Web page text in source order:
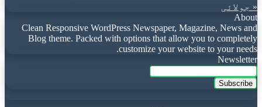
« جولائی
About
Clean Responsive WordPress Newspaper, Magazine, News and
Blog theme. Packed with options that allow you to completely
customize your website to your needs.
Newsletter
Enter
your
Email